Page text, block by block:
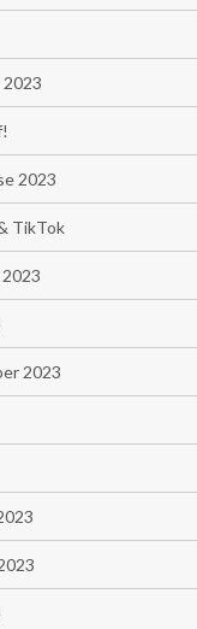
2023
TikTok
2023